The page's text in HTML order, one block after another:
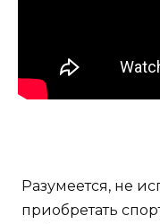
Разумеется, не
приобретать